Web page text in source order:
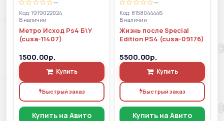
—
Код: 1919022024
В наличии
Метро Исход Ps4 Б\У
(cusa-11407)
1500.00р.
Купить
Быстрый заказ
Купить на Авито
—
Код: 8158044446
В наличии
Жизнь после Special
Edition PS4 (cusa-09176)
5500.00р.
Купить
Быстрый заказ
Купить на Авито